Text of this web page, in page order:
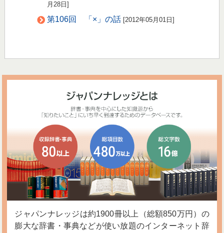
月28日]
第106回 「×」の話 [2012年05月01日]
ジャパンナレッジは約1900冊以上（総額850万円）の
膨大な辞書・事典などが使い放題のインターネット辞